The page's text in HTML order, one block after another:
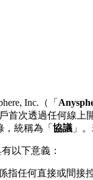
Inc.（「
首次透過任何線
統稱為「 協議 」
以下意義：
指任何直接或間接